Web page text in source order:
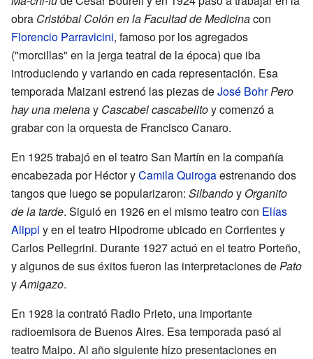
obra Cristóbal Colón en la Facultad de Medicinacon
Florencio Parravicini, famoso por los agregados
("morcillas" en la jerga teatral de la época) que iba
introduciendo y variando en cada representación. Esa
temporada Maizani estrenó las piezas deJosé BohrPero
hay una melenay Cascabel cascabelitoy comenzó a
grabar con la orquesta de Francisco Canaro.
En 1925 trabajó en el teatro San Martín en la compañía
encabezada por Héctor yCamila Quirogaestrenando dos
tangos que luego se popularizaron: Silbandoy Organito
de la tarde. Siguió en 1926 en el mismo teatro con Elías
Alippi y en el teatro Hipodrome ubicado en Corrientes y
Carlos Pellegrini. Durante 1927 actuó en el teatro Porteño,
y algunos de sus éxitos fueron las interpretaciones dePato
yAmigazo.
En 1928 la contrató Radio Prieto, una importante
radioemisora de Buenos Aires. Esa temporada pasó al
teatro Maipo. Al año siguiente hizo presentaciones en